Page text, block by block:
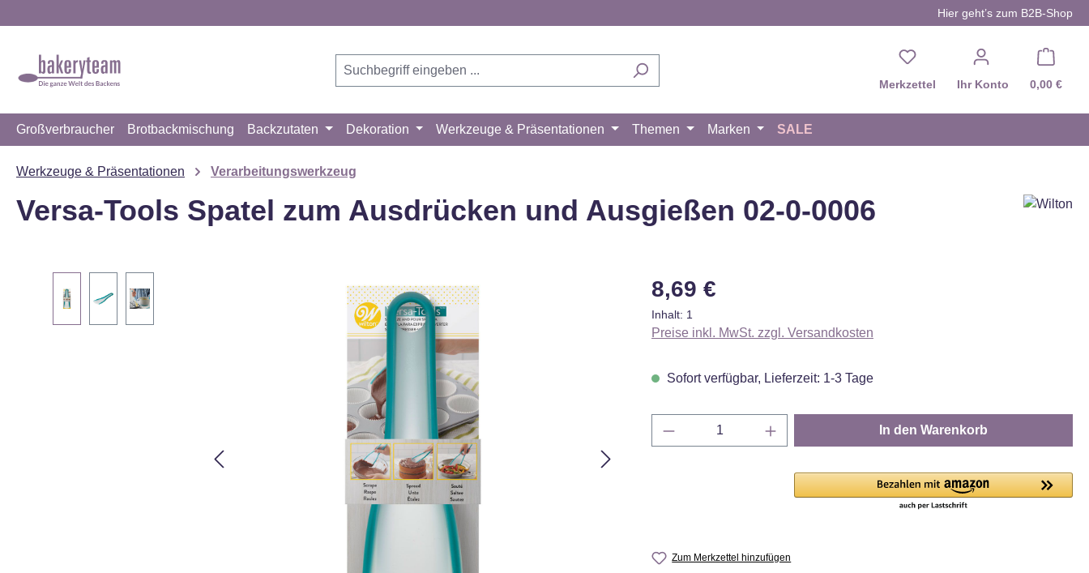
Hier geht’s zum B2B-Shop
Merkzettel Du hast 0 Produkte auf
Ihr Konto 0,00 €
Großverbraucher Brotbackmischung Backzutaten Dekoration Werkzeuge & Präsentationen Themen Marken SALE
Werkzeuge & Präsentationen Verarbeitungswerkzeug
Versa-Tools Spatel zum Ausdrücken und Ausgießen 02-0-0006
Regulärer Preis:
8,69 €
Inhalt: 1
Preise inkl. MwSt. zzgl. Versandkosten
Sofort verfügbar, Lieferzeit: 1-3 Tage
Produkt Anzahl: Gib den gewünschten Wert ein
In den Warenkorb
Zum Merkzettel hinzufügen